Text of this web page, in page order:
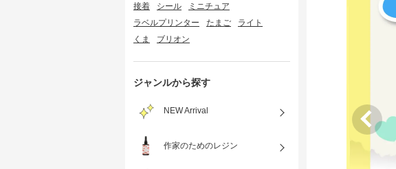
接着
シール
ミニチュア
ラベルプリンター
たまご
ライト
くま
ブリオン
ジャンルから探す
NEW Arrival
作家のためのレジン